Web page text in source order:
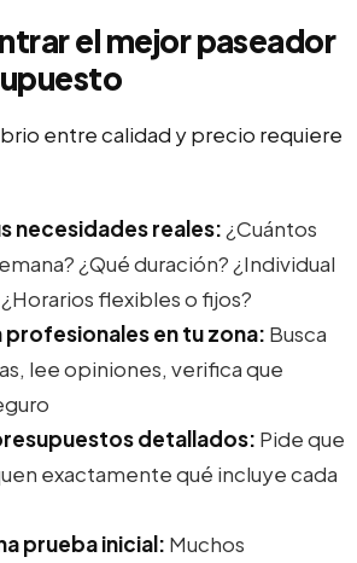
el mejor paseador
entre calidad y precio requiere
necesidades reales: ¿Cuántos
¿Qué duración? ¿Individual
flexibles o fijos?
profesionales en tu zona: Busca
lee opiniones, verifica que
detallados: Pide que
exactamente qué incluye cada
prueba inicial: Muchos